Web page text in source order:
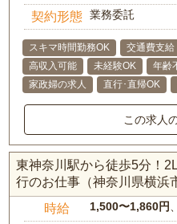
契約形態 業務委託
スキマ時間勤務OK 交通費支給
高収入可能
未経験OK 年齢
家政婦の求人
直行･直帰OK
この求人
東神奈川駅から徒歩5分！
行のお仕事（神奈川県横浜
時給 1,500〜1,860円